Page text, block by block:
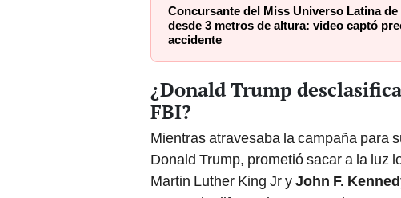
Concursante del Miss Universo Latina de
desde 3 metros de altura: video captó
accidente
¿Donald Trump
FBI?
Mientras atravesaba la campaña para
Donald Trump, prometió sacar a la luz
Martin Luther King Jr yJohn F.